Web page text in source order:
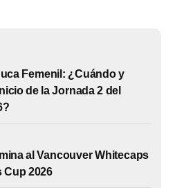
Femenil: ¿Cuándo y
de la Jornada 2 del
al Vancouver Whitecaps
Cup 2026